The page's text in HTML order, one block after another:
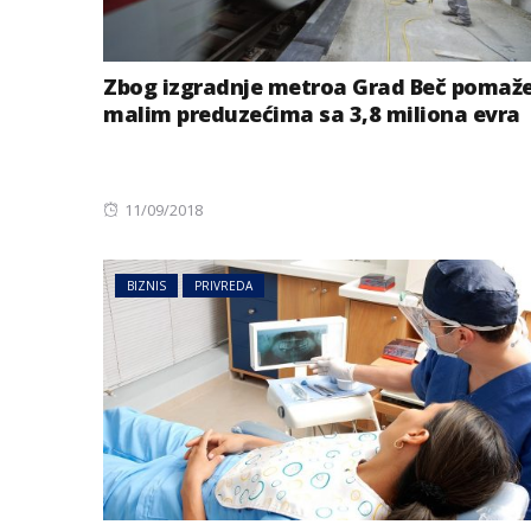
Zbog izgradnje metroa Grad Beč
malim preduzećima sa 3,8 miliona evra
Posted
11/09/2018
BIZNIS PRIVREDA
MAGAZIN NOVOSTI
Najmoćnije piće
vrućine: Hidrira
ali daje više